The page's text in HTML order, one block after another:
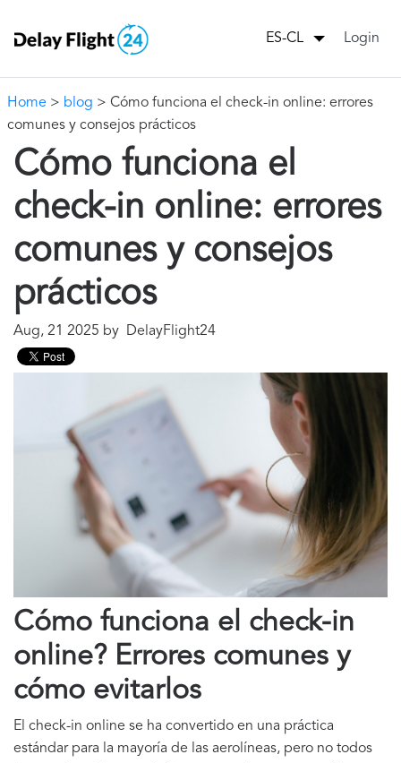
ES-CL Login
Home > blog > Cómo funciona el check-in online: errores
comunes y consejos prácticos
Cómo funciona el
check-in online: errores
comunes y consejos
prácticos
Aug, 21 2025 by DelayFlight24
Cómo funciona el check-in
online? Errores comunes y
cómo evitarlos
El check-in online se ha convertido en una práctica
estándar para la mayoría de las aerolíneas, pero no todos